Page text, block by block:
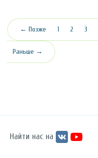
← Позже 1 2 3
Раньше →
Найти нас на